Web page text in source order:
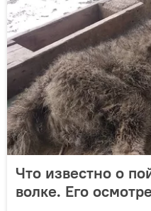
Что известно о
волке. Его